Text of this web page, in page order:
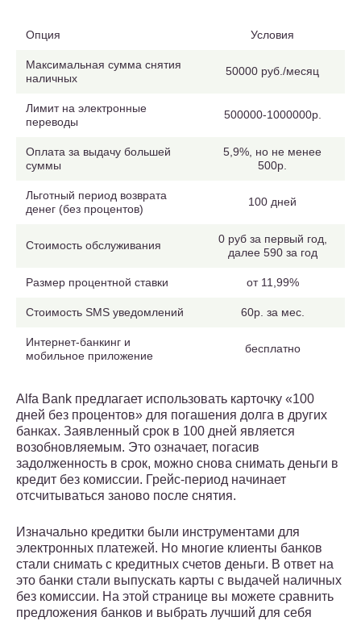
Опция Условия
Максимальная сумма снятия
наличных
50000 руб./месяц
Лимит на электронные
переводы
500000-1000000р.
Оплата за выдачу большей
суммы
5,9%, но не менее
500р.
Льготный период возврата
денег (без процентов)
100 дней
Стоимость обслуживания
0 руб за первый год,
далее 590 за год
Размер процентной ставки от 11,99%
Стоимость SMS уведомлений 60р. за мес.
Интернет-банкинг и
мобильное приложение
бесплатно
Alfa Bank предлагает использовать карточку «100
дней без процентов» для погашения долга в других
банках. Заявленный срок в 100 дней является
возобновляемым. Это означает, погасив
задолженность в срок, можно снова снимать деньги в
кредит без комиссии. Грейс-период начинает
отсчитываться заново после снятия.
Изначально кредитки были инструментами для
электронных платежей. Но многие клиенты банков
стали снимать с кредитных счетов деньги. В ответ на
это банки стали выпускать карты с выдачей наличных
без комиссии. На этой странице вы можете сравнить
предложения банков и выбрать лучший для себя